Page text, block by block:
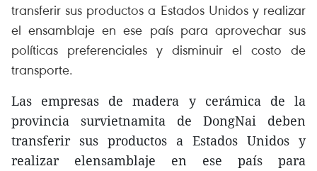
transferir sus productos a Estados Unidos y realizar
el ensamblaje en ese país para aprovechar sus
políticas preferenciales y disminuir el costo de
transporte.
Las empresas de madera y cerámica de la
provincia survietnamita de DongNai deben
transferir sus productos a Estados Unidos y
realizar elensamblaje en ese país para